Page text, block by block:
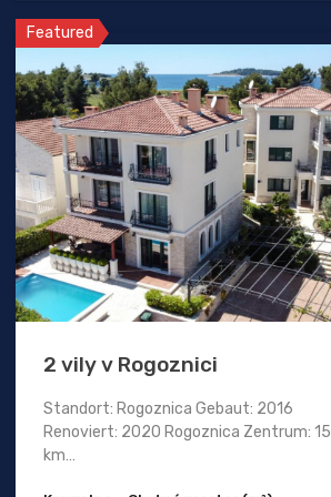
Featured
2 vily v Rogoznici
Standort: Rogoznica Gebaut: 2016
Renoviert: 2020 Rogoznica Zentrum: 15
km…